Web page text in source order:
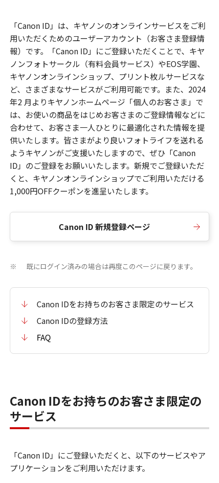
「Canon ID」は、キヤノンのオンラインサービスをご利
用いただくためのユーザーアカウント（お客さま登録情
報）です。「Canon ID」にご登録いただくことで、キヤ
ノンフォトサークル（有料会員サービス）やEOS学園、
キヤノンオンラインショップ、プリント枚ルサービスな
ど、さまざまなサービスがご利用可能です。また、2024
年2 月よりキヤノンホームページ「個人のお客さま」で
は、お使いの商品をはじめお客さまのご登録情報などに
合わせて、お客さま一人ひとりに最適化された情報を提
供いたします。皆さまがより良いフォトライフを送れる
ようキヤノンがご支援いたしますので、ぜひ「Canon
ID」のご登録をお願いいたします。新規でご登録いただ
くと、キヤノンオンラインショップでご利用いただける
1,000円OFFクーポンを進呈いたします。
Canon ID 新規登録ページ
※ 既にログイン済みの場合は再度このページに戻ります。
Canon IDをお持ちのお客さま限定のサービス
Canon IDの登録方法
FAQ
Canon IDをお持ちのお客さま限定の
サービス
「Canon ID」にご登録いただくと、以下のサービスやア
プリケーションをご利用いただけます。